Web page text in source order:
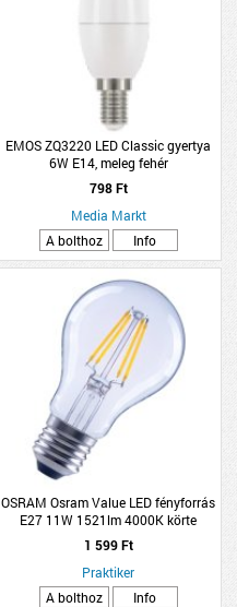
EMOS ZQ3220 LED Classic gyertya
6W E14, meleg fehér
798 Ft
Media Markt
A bolthoz
Info
OSRAM Osram Value LED fényforrás
E27 11W 1521lm 4000K körte
hidegfehér filament
1 599 Ft
Praktiker
A bolthoz
Info